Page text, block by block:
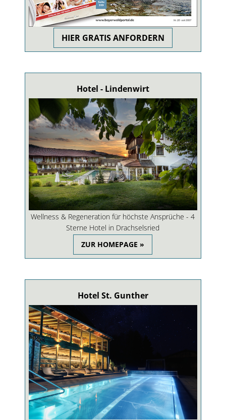
HIER GRATIS ANFORDERN
Hotel - Lindenwirt
Wellness & Regeneration für höchste Ansprüche - 4
Sterne Hotel in Drachselsried
ZUR HOMEPAGE »
Hotel St. Gunther